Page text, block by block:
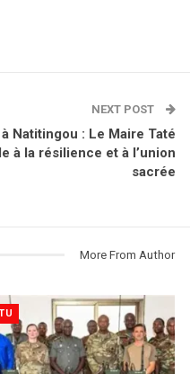
NEXT POST
Natitingou : Le Maire Taté
à la résilience et à l’union
sacrée
More From Author